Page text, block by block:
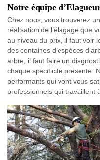
Notre équipe
Chez nous, vous trouverez
réalisation de l’élagage que
au niveau du prix, il faut voir
des centaines d’espèces
arbre, il faut faire un
chaque spécificité présente.
performants qui vont vous
professionnels qui travaillent